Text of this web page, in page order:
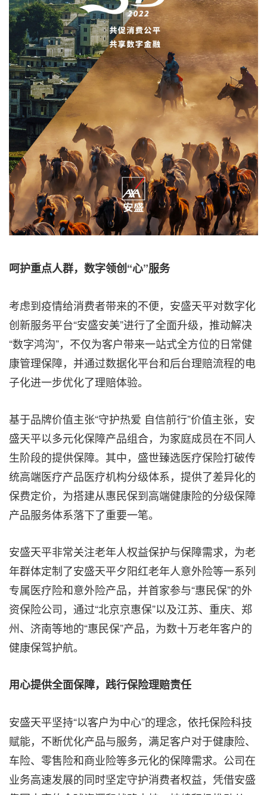
呵护重点人群，数字领创“心”服务
考虑到疫情给消费者带来的不便，安盛天平对数字化
创新服务平台“安盛安美”进行了全面升级，推动解决
“数字鸿沟”，不仅为客户带来一站式全方位的日常健
康管理保障，并通过数据化平台和后台理赔流程的电
子化进一步优化了理赔体验。
基于品牌价值主张“守护热爱 自信前行”价值主张，安
盛天平以多元化保障产品组合，为家庭成员在不同人
生阶段的提供保障。其中，盛世臻选医疗保险打破传
统高端医疗产品医疗机构分级体系，提供了差异化的
保费定价，为搭建从惠民保到高端健康险的分级保障
产品服务体系落下了重要一笔。
安盛天平非常关注老年人权益保护与保障需求，为老
年群体定制了安盛天平夕阳红老年人意外险等一系列
专属医疗险和意外险产品，并首家参与“惠民保”的外
资保险公司，通过“北京京惠保”以及江苏、重庆、郑
州、济南等地的“惠民保”产品，为数十万老年客户的
健康保驾护航。
用心提供全面保障，践行保险理赔责任
安盛天平坚持“以客户为中心”的理念，依托保险科技
赋能，不断优化产品与服务，满足客户对于健康险、
车险、零售险和商业险等多元化的保障需求。公司在
业务高速发展的同时坚定守护消费者权益，凭借安盛